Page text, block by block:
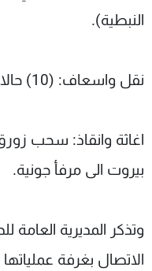
النبطية).
نقل واسعاف: (10) حالات طارئة.
اغاثة وانقاذ: سحب
بيروت الى مرفأ جونية.
وتذكر المديرية العامة